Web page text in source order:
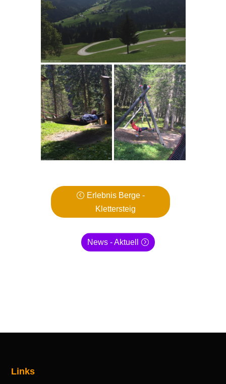
Erlebnis Berge -
Klettersteig
News - Aktuell
Links